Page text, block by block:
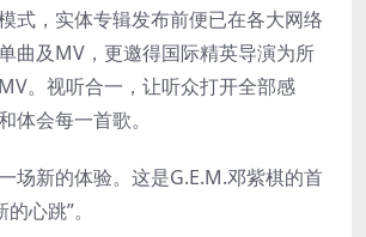
式，实体专辑发布前便已在各大网络
曲及MV，更邀得国际精英导演为所
。视听合一，让听众打开全部感
体会每一首歌。
场新的体验。这是G.E.M.邓紫棋的首
心跳”。